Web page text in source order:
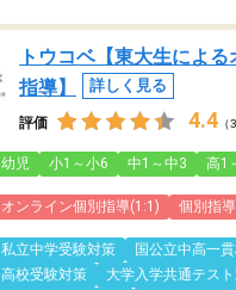
トウコベ【東大生によ
指導】
詳しく見る
評価 4.4 （
幼児 小1～小6 中1～中3 高1
オンライン個別指導(1:1) 個別指
私立中学受験対策
国公立中高一
高校受験対策
大学入学共通テス